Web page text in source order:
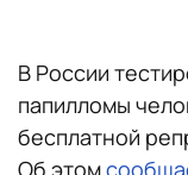
В России
папилломы
бесплатной
Об этом